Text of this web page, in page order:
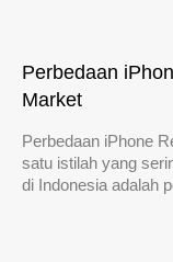
Perbedaan
Market
Perbedaan iPhone
satu istilah yang
di Indonesia adalah